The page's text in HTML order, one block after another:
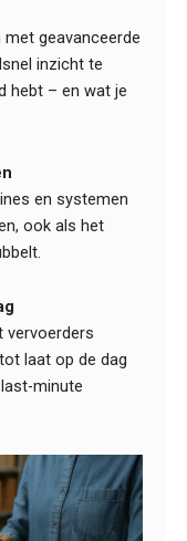
geavanceerde
inzicht te
hebt – en wat je
en systemen
ook als het
vervoerders
laat op de dag
minute